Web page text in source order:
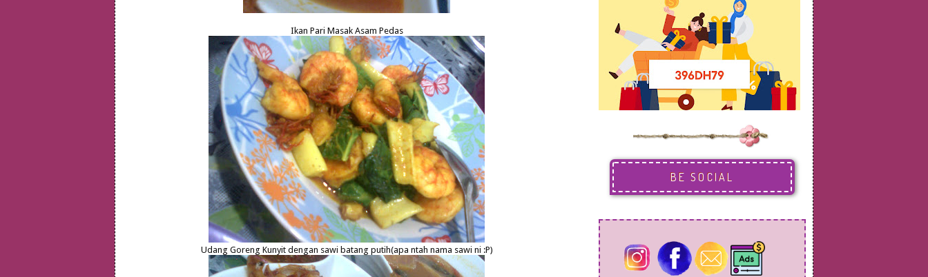
Ikan Pari Masak Asam Pedas
Udang Goreng Kunyit dengan sawi batang putih(apa ntah nama sawi ni :P)
BE SOCIAL